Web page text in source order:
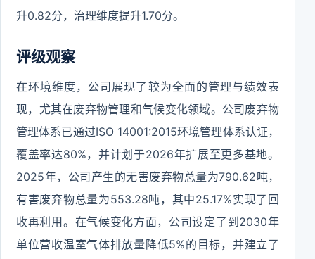
升0.82分，治理维度提升1.70分。
评级观察
在环境维度，公司展现了较为全面的管理与绩效表
现，尤其在废弃物管理和气候变化领域。公司废弃物
管理体系已通过ISO 14001:2015环境管理体系认证，
覆盖率达80%，并计划于2026年扩展至更多基地。
2025年，公司产生的无害废弃物总量为790.62吨，
有害废弃物总量为553.28吨，其中25.17%实现了回
收再利用。在气候变化方面，公司设定了到2030年
单位营收温室气体排放量降低5%的目标，并建立了